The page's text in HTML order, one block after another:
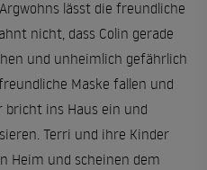
lässt die freundliche
nicht, dass Colin gerade
und unheimlich gefährlich
Maske fallen und
bricht ins Haus ein und
Terri und ihre Kinder
Heim und scheinen dem